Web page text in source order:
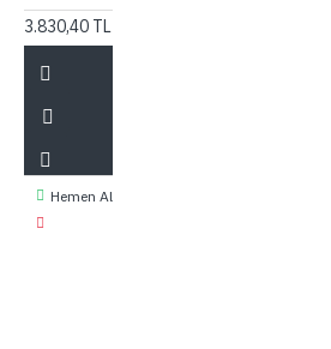
3.830,40 TL
Hemen Al